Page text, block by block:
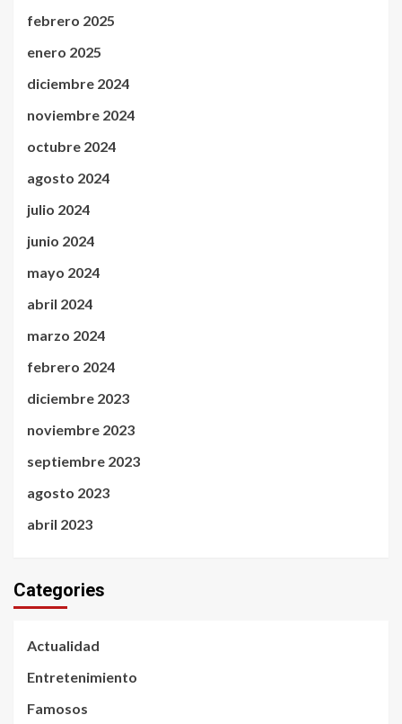
febrero 2025
enero 2025
diciembre 2024
noviembre 2024
octubre 2024
agosto 2024
julio 2024
junio 2024
mayo 2024
abril 2024
marzo 2024
febrero 2024
diciembre 2023
noviembre 2023
septiembre 2023
agosto 2023
abril 2023
Categories
Actualidad
Entretenimiento
Famosos